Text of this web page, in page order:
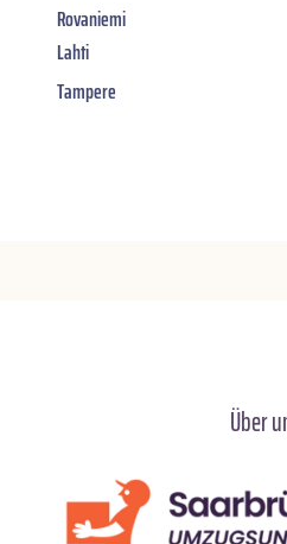
Rovaniemi
Lahti
Tampere
Über